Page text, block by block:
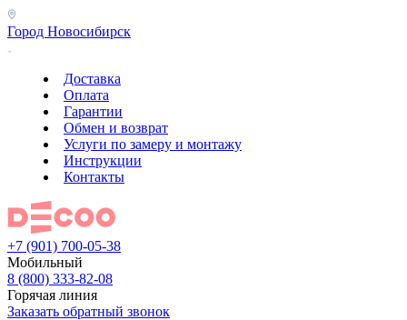
Город Новосибирск
Доставка
Оплата
Гарантии
Обмен и возврат
Услуги по замеру и монтажу
Инструкции
Контакты
+7 (901) 700-05-38
Мобильный
8 (800) 333-82-08
Горячая линия
Заказать обратный звонок